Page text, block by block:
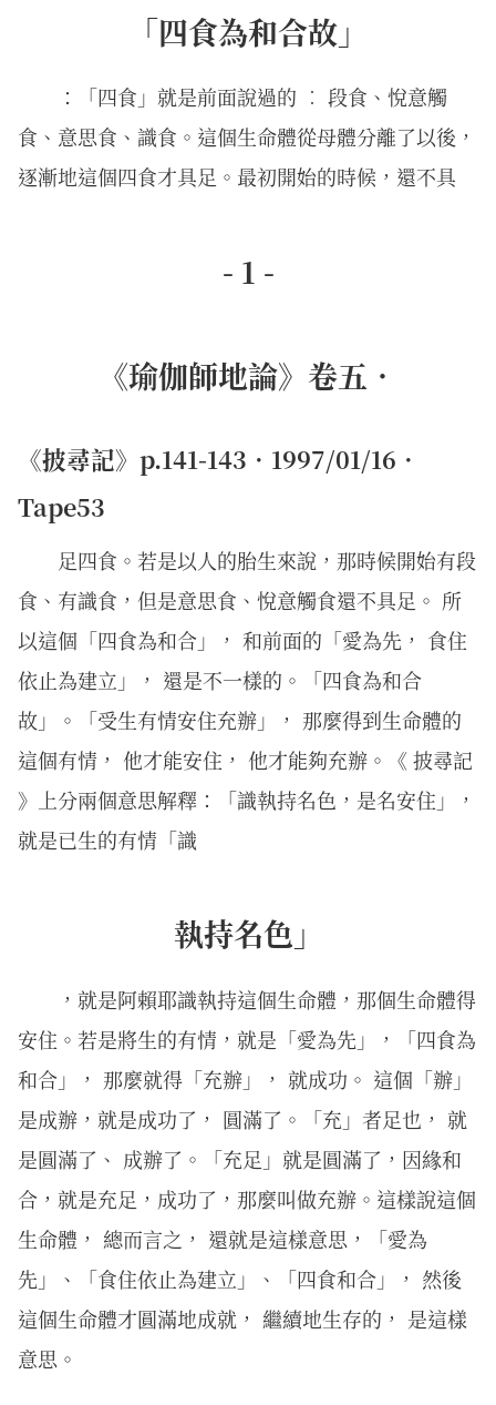
「四食為和合故」
：「四食」就是前面說過的 ︰ 段食、悅意觸
食、意思食、識食。這個生命體從母體分離了以後，
逐漸地這個四食才具足。最初開始的時候，還不具
- 1 -
《瑜伽師地論》卷五．
《披尋記》p.141-143．1997/01/16．
Tape53
足四食。若是以人的胎生來說，那時候開始有段
食、有識食，但是意思食、悅意觸食還不具足。 所
以這個「四食為和合」， 和前面的「愛為先， 食住
依止為建立」， 還是不一樣的。「四食為和合
故」。「受生有情安住充辦」， 那麼得到生命體的
這個有情， 他才能安住， 他才能夠充辦。《 披尋記
》上分兩個意思解釋：「識執持名色，是名安住」，
就是已生的有情「識
執持名色」
，就是阿賴耶識執持這個生命體，那個生命體得
安住。若是將生的有情，就是「愛為先」，「四食為
和合」， 那麼就得「充辦」， 就成功。 這個「辦」
是成辦，就是成功了， 圓滿了。「充」者足也， 就
是圓滿了、 成辦了。「充足」就是圓滿了，因緣和
合，就是充足，成功了，那麼叫做充辦。這樣說這個
生命體， 總而言之， 還就是這樣意思，「愛為
先」、「食住依止為建立」、「四食和合」， 然後
這個生命體才圓滿地成就， 繼續地生存的， 是這樣
意思。